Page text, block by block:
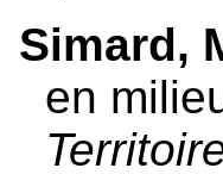
Simard,
en